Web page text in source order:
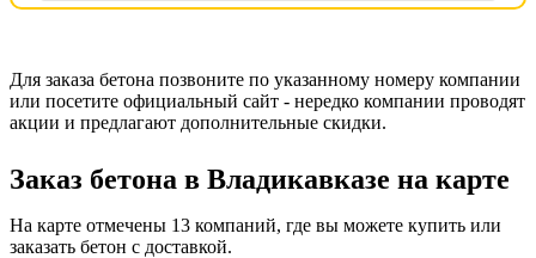
Для заказа бетона позвоните по указанному номеру компании
или посетите официальный сайт - нередко компании проводят
акции и предлагают дополнительные скидки.
Заказ бетона в Владикавказе на карте
На карте отмечены 13 компаний, где вы можете купить или
заказать бетон с доставкой.